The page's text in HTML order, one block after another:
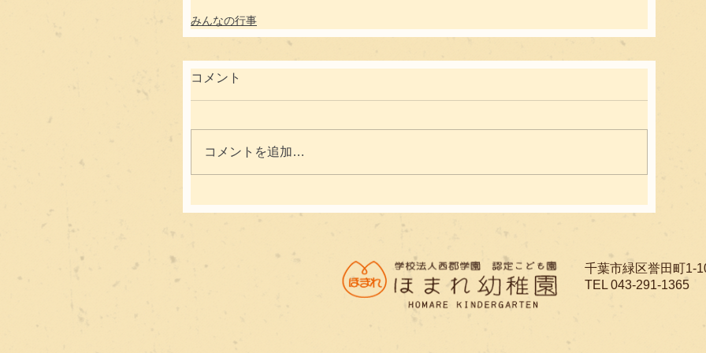
みんなの行事
コメント
コメントを追加…
千葉市緑区誉田町1-
TEL 043-291-1365